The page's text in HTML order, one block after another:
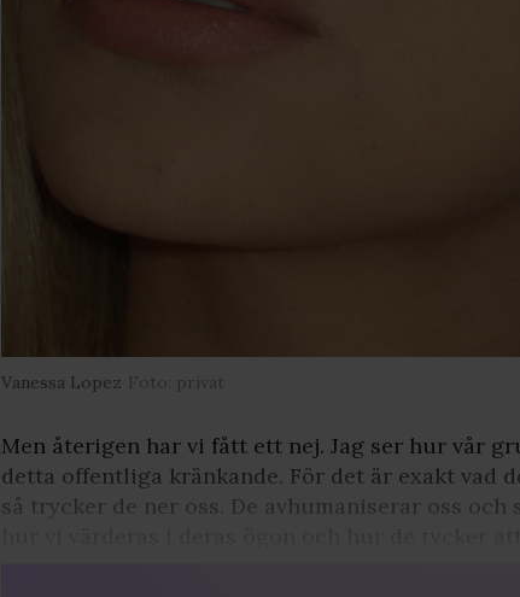
Vanessa Lopez Foto: privat
Men återigen har vi fått ett nej. Jag ser hur vår
detta offentliga kränkande. För det är exakt vad
så trycker de ner oss. De avhumaniserar oss